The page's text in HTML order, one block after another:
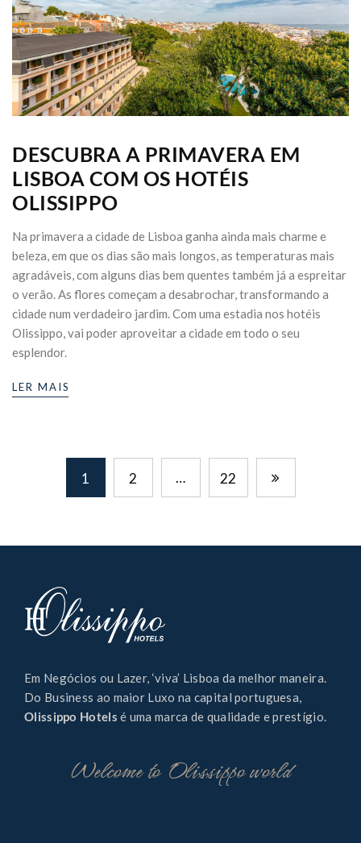
DESCUBRA A PRIMAVERA EM
LISBOA COM OS HOTÉIS
OLISSIPPO
Na primavera a cidade de Lisboa ganha ainda mais charme e
beleza, em que os dias são mais longos, as temperaturas mais
agradáveis, com alguns dias bem quentes também já a espreitar
o verão. As flores começam a desabrochar, transformando a
cidade num verdadeiro jardim. Com uma estadia nos hotéis
Olissippo, vai poder aproveitar a cidade em todo o seu
esplendor.
LER MAIS
1 2 … 22
Em Negócios ou Lazer, ‘viva’ Lisboa da melhor maneira.
Do Business ao maior Luxo na capital portuguesa,
Olissippo Hotels é uma marca de qualidade e prestígio.
Welcome to Olissippo world